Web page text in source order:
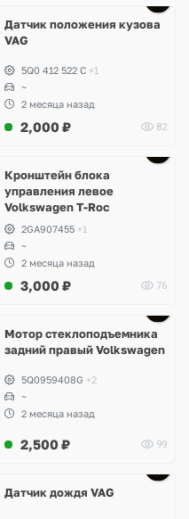
Датчик положения кузова
VAG
5Q0 412 522 C +1
~
2 месяца назад
2,000 ₽ 82
Кронштейн блока
управления левое
Volkswagen T-Roc
2GA907455 +1
~
2 месяца назад
3,000 ₽ 76
Мотор стеклоподъемника
задний правый Volkswagen
5Q0959408G +2
~
2 месяца назад
2,500 ₽ 99
Датчик дождя VAG